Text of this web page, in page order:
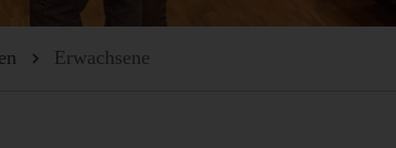
Erwachsene